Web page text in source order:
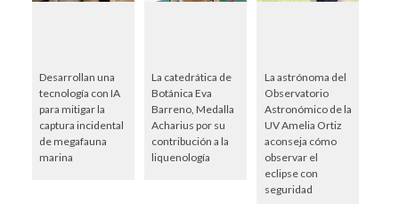
Desarrollan una
tecnología con IA
para mitigar la
captura incidental
de megafauna
marina
La catedrática de
Botánica Eva
Barreno, Medalla
Acharius por su
contribución a la
liquenología
La astrónoma del
Observatorio
Astronómico de la
UV Amelia Ortiz
aconseja cómo
observar el
eclipse con
seguridad